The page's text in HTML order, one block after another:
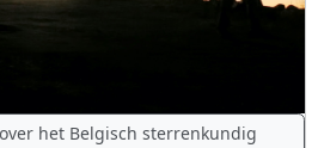
het Belgisch sterrenkundig